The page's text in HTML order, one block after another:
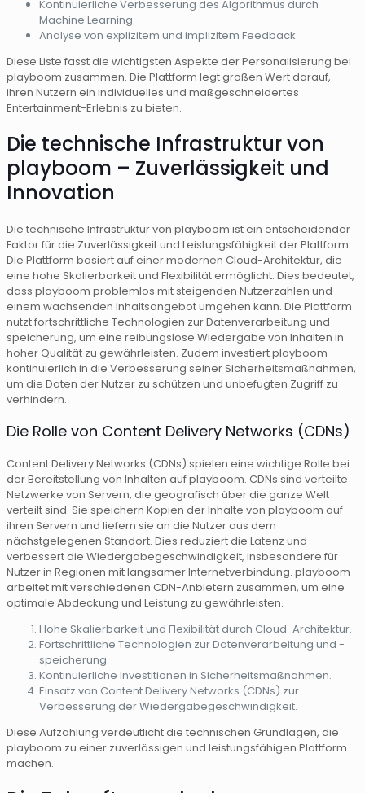
Kontinuierliche Verbesserung des Algorithmus durch
Machine Learning.
Analyse von explizitem und implizitem Feedback.
Diese Liste fasst die wichtigsten Aspekte der Personalisierung bei
playboom zusammen. Die Plattform legt großen Wert darauf,
ihren Nutzern ein individuelles und maßgeschneidertes
Entertainment-Erlebnis zu bieten.
Die technische Infrastruktur von
playboom – Zuverlässigkeit und
Innovation
Die technische Infrastruktur von playboom ist ein entscheidender
Faktor für die Zuverlässigkeit und Leistungsfähigkeit der Plattform.
Die Plattform basiert auf einer modernen Cloud-Architektur, die
eine hohe Skalierbarkeit und Flexibilität ermöglicht. Dies bedeutet,
dass playboom problemlos mit steigenden Nutzerzahlen und
einem wachsenden Inhaltsangebot umgehen kann. Die Plattform
nutzt fortschrittliche Technologien zur Datenverarbeitung und -
speicherung, um eine reibungslose Wiedergabe von Inhalten in
hoher Qualität zu gewährleisten. Zudem investiert playboom
kontinuierlich in die Verbesserung seiner Sicherheitsmaßnahmen,
um die Daten der Nutzer zu schützen und unbefugten Zugriff zu
verhindern.
Die Rolle von Content Delivery Networks (CDNs)
Content Delivery Networks (CDNs) spielen eine wichtige Rolle bei
der Bereitstellung von Inhalten auf playboom. CDNs sind verteilte
Netzwerke von Servern, die geografisch über die ganze Welt
verteilt sind. Sie speichern Kopien der Inhalte von playboom auf
ihren Servern und liefern sie an die Nutzer aus dem
nächstgelegenen Standort. Dies reduziert die Latenz und
verbessert die Wiedergabegeschwindigkeit, insbesondere für
Nutzer in Regionen mit langsamer Internetverbindung. playboom
arbeitet mit verschiedenen CDN-Anbietern zusammen, um eine
optimale Abdeckung und Leistung zu gewährleisten.
Hohe Skalierbarkeit und Flexibilität durch Cloud-Architektur.
Fortschrittliche Technologien zur Datenverarbeitung und -
speicherung.
Kontinuierliche Investitionen in Sicherheitsmaßnahmen.
Einsatz von Content Delivery Networks (CDNs) zur
Verbesserung der Wiedergabegeschwindigkeit.
Diese Aufzählung verdeutlicht die technischen Grundlagen, die
playboom zu einer zuverlässigen und leistungsfähigen Plattform
machen.